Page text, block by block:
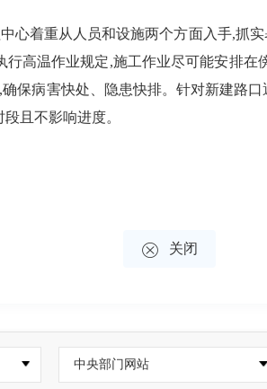
心着重从人员和设施两个方面入手,抓
高温作业规定,施工作业尽可能安排
保病害快处、隐患快排。针对新建路
且不影响进度。
 关闭
中央部门网站